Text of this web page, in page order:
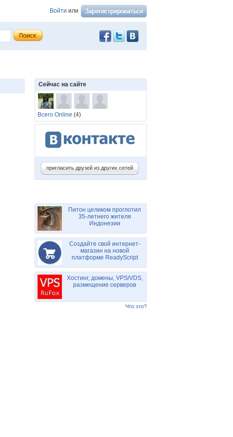
Войти или
Сейчас на сайте
Всего Online (4)
пригласить друзей из других сетей
Питон целиком проглотил
35-летнего жителя
Индонезии
Создайте свой интернет-
магазин на новой
платформе ReadyScript
Хостинг, домены, VPS/VDS,
размещение серверов
Что это?